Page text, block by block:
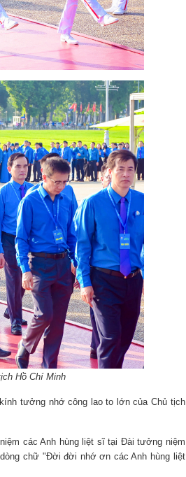
Hồ Chí Minh
tưởng nhớ công lao to lớn của Chủ tịch
các Anh hùng liệt sĩ tại Đài tưởng niệm
chữ "Đời đời nhớ ơn các Anh hùng liệt